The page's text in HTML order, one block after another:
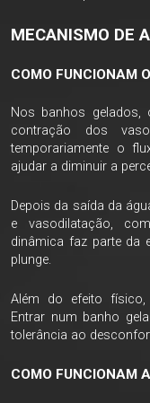
MECANISMO DE
COMO FUNCIONAM
Nos banhos
contração dos
temporariamente o
ajudar a diminuir a
Depois da saída da
e vasodilatação,
dinâmica faz parte da
plunge.
Além do efeito físico,
Entrar num banho
tolerância ao
COMO FUNCIONAM